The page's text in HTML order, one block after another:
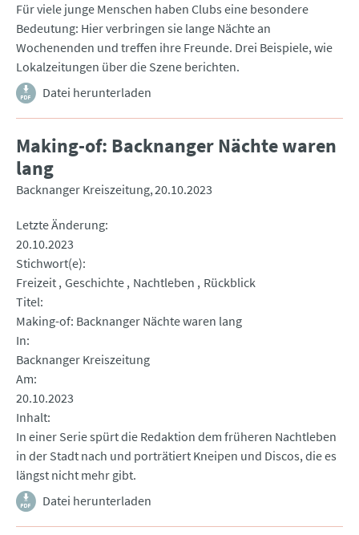
Für viele junge Menschen haben Clubs eine besondere
Bedeutung: Hier verbringen sie lange Nächte an
Wochenenden und treffen ihre Freunde. Drei Beispiele, wie
Lokalzeitungen über die Szene berichten.
Datei herunterladen
Making-of: Backnanger Nächte waren
lang
Backnanger Kreiszeitung 20.10.2023
Letzte Änderung
20.10.2023
Stichwort(e)
Freizeit Geschichte Nachtleben
Rückblick
Titel
Making-of: Backnanger Nächte waren lang
In
Backnanger Kreiszeitung
Am
20.10.2023
Inhalt
In einer Serie spürt die Redaktion dem früheren Nachtleben
in der Stadt nach und porträtiert Kneipen und Discos, die es
längst nicht mehr gibt.
Datei herunterladen